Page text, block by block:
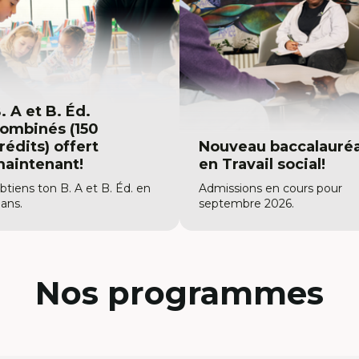
A et B. Éd.
(150
offert
ton B. A et B. Éd. en
Nouveau
en Travail social!
Admissions en cours pour
septembre 2026.
Nos programmes